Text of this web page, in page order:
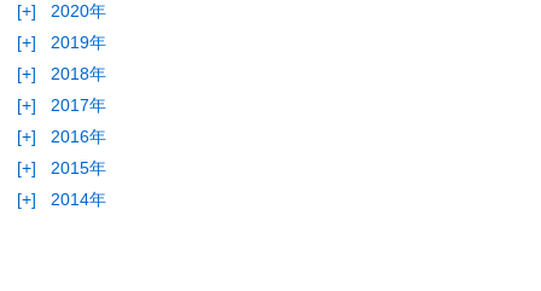
[+]
2020年
[+]
2019年
[+]
2018年
[+]
2017年
[+]
2016年
[+]
2015年
[+]
2014年